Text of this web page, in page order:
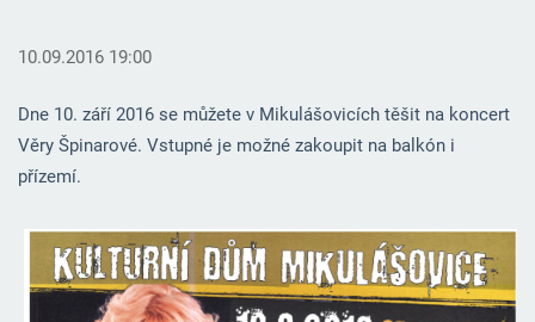
10.09.2016 19:00
Dne 10. září 2016 se můžete v Mikulášovicích těšit na koncert
Věry Špinarové. Vstupné je možné zakoupit na balkón i
přízemí.